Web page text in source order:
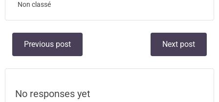
Non classé
Previous post Next post
No responses yet